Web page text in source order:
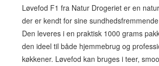
Løvefod F1 fra Natur Drogeriet er en
der er kendt for sine
Den leveres i en praktisk 1000 grams
den ideel til både hjemmebrug og
køkkener. Løvefod kan bruges i teer,